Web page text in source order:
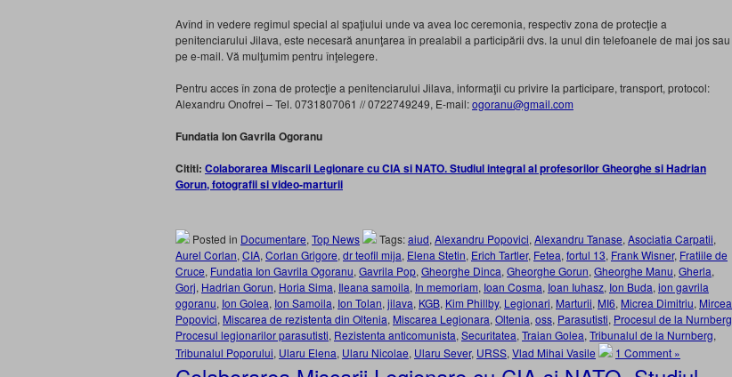
Avînd în vedere regimul special al spaţiului unde va avea loc ceremonia, respectiv zona de protecţie a
penitenciarului Jilava, este necesară anunţarea în prealabil a participării dvs. la unul din telefoanele de mai jos sau
pe e-mail. Vă mulţumim pentru înţelegere.
Pentru acces în zona de protecţie a penitenciarului Jilava, informaţii cu privire la participare, transport, protocol:
Alexandru Onofrei – Tel. 0731807061 // 0722749249, E-mail:ogoranu@gmail.com
Fundatia Ion Gavrila Ogoranu
Cititi: Colaborarea Miscarii Legionare cu CIA si NATO. Studiul integral al profesorilor Gheorghe si Hadrian
Gorun, fotografii si video-marturii
Posted in Documentare, Top News Tags:aiud, Alexandru Popovici, Alexandru Tanase, Asociatia Carpatii,
Aurel Corlan, CIA, Corlan Grigore, dr teofil mija, Elena Stetin, Erich Tartler, Fetea, fortul 13, Frank Wisner, Fratiile de
Cruce, Fundatia Ion Gavrila Ogoranu, Gavrila Pop, Gheorghe Dinca, Gheorghe Gorun, Gheorghe Manu, Gherla,
Gorj, Hadrian Gorun, Horia Sima, Ileana samoila, In memoriam, Ioan Cosma, Ioan Iuhasz, Ion Buda, ion gavrila
ogoranu, Ion Golea, Ion Samoila, Ion Tolan, jilava, KGB, Kim Phillby, Legionari, Marturii, MI6, Micrea Dimitriu, Mircea
Popovici, Miscarea de rezistenta din Oltenia, Miscarea Legionara, Oltenia, oss, Parasutisti, Procesul de la Nurnberg
Procesul legionarilor parasutisti, Rezistenta anticomunista, Securitatea, Traian Golea, Tribunalul de la Nurnberg,
Tribunalul Poporului, Ularu Elena, Ularu Nicolae, Ularu Sever, URSS, Vlad Mihai Vasile 1 Comment »